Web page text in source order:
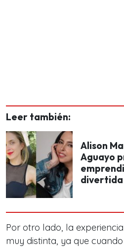
Leer también:
Alison
Aguayo
Por otro lado, la
muy distinta, ya que